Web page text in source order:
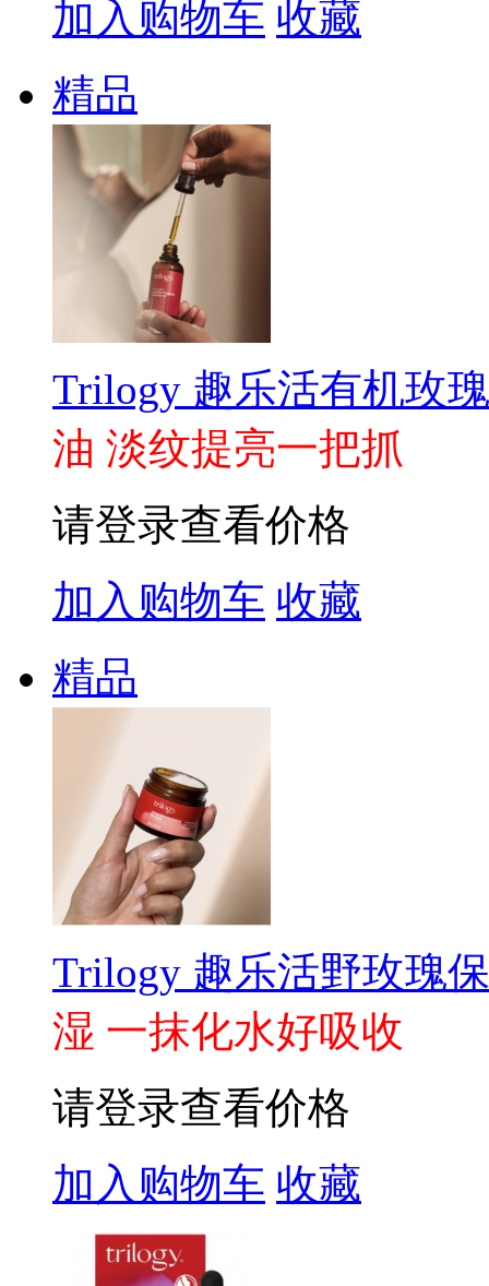
加入购物车 收藏
精品
Trilogy 趣乐活有机玫
油 淡纹提亮一把抓
请登录查看价格
加入购物车 收藏
精品
Trilogy 趣乐活野玫瑰
湿 一抹化水好吸收
请登录查看价格
加入购物车 收藏